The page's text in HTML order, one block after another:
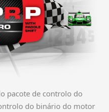
pacote de controlo do
do binário do motor